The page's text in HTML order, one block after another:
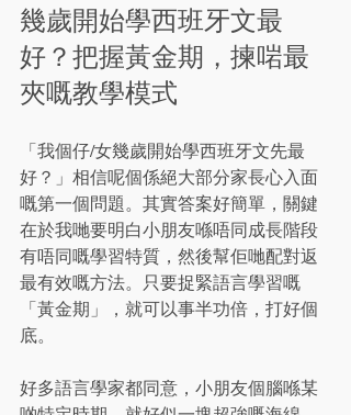
幾歲開始學西班牙文最
好？把握黃金期，揀啱最
夾嘅教學模式
「我個仔/女幾歲開始學西班牙文先最
好？」相信呢個係絕大部分家長心入面
嘅第一個問題。其實答案好簡單，關鍵
在於我哋要明白小朋友喺唔同成長階段
有唔同嘅學習特質，然後幫佢哋配對返
最有效嘅方法。只要捉緊語言學習嘅
「黃金期」，就可以事半功倍，打好個
底。
好多語言學家都同意，小朋友個腦喺某